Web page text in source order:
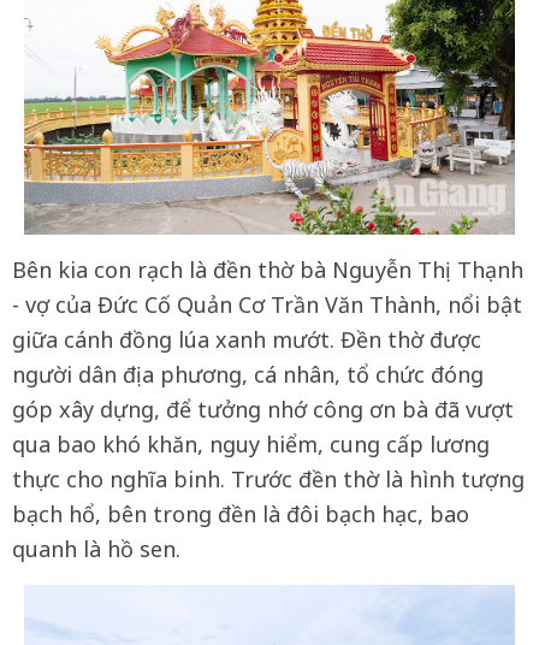
Bên kia con rạch là đền thờ bà Nguyễn Thị Thạnh
- vợ của Đức Cố Quản Cơ Trần Văn Thành, nổi bật
giữa cánh đồng lúa xanh mướt. Đền thờ được
người dân địa phương, cá nhân, tổ chức đóng
góp xây dựng, để tưởng nhớ công ơn bà đã vượt
qua bao khó khăn, nguy hiểm, cung cấp lương
thực cho nghĩa binh. Trước đền thờ là hình tượng
bạch hổ, bên trong đền là đôi bạch hạc, bao
quanh là hồ sen.